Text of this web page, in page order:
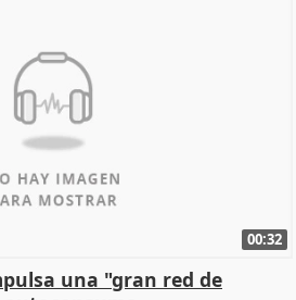
00:32
una "gran red de